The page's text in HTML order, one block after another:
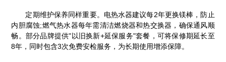
定期维护保养同样重要。电热水器建议每2年更换镁棒，防止
内胆腐蚀;燃气热水器每年需清洁燃烧器和热交换器，确保通风顺
畅。部分品牌提供"以旧换新+延保服务"套餐，可将保修期延长至
8年，同时包含3次免费安检服务，为长期使用增添保障。